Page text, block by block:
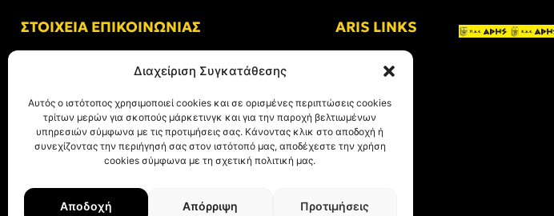
Διαχείριση Συγκατάθεσης
Αυτός ο ιστότοπος χρησιμοποιεί cookies και σε ορισμένες περιπτώσεις cookies
τρίτων μερών για σκοπούς μάρκετινγκ και για την παροχή βελτιωμένων
υπηρεσιών σύμφωνα με τις προτιμήσεις σας. Κάνοντας κλικ στο αποδοχή ή
συνεχίζοντας την περιήγησή σας στον ιστότοπό μας, αποδέχεστε την χρήση
cookies σύμφωνα με τη σχετική πολιτική μας.
Αποδοχή Απόρριψη Προτιμήσεις
ΣΤΟΙΧΕΙΑ ΕΠΙΚΟΙΝΩΝΙΑΣ
Αλκμήνης 69, Χαριλάου
Τ.Κ. 54249 Θεσσαλονίκη
Tηλ. Επικοινωνίας:+30 (2310) 305 402
E-mail:
info@aris.gr
ARIS LINKS